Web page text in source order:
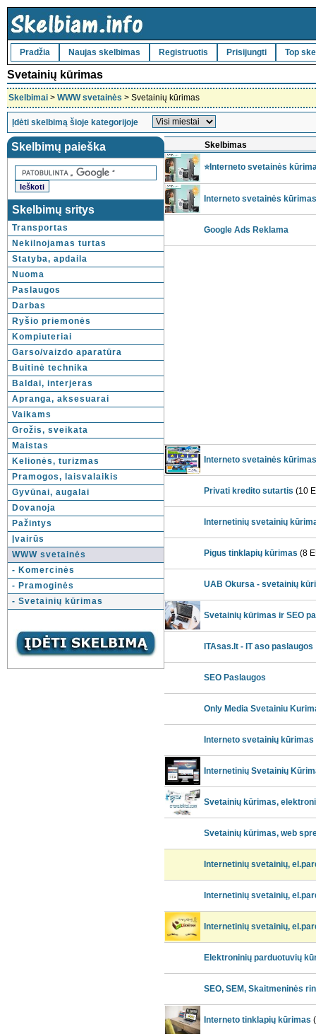
Pradžia Naujas skelbimas Registruotis Prisijungti Top
Svetainių kūrimas
Skelbimai > WWW svetainės > Svetainių kūrimas
Įdėti skelbimą šioje kategorijoje
Skelbimų paieška
Skelbimų sritys
Transportas
Nekilnojamas turtas
Statyba, apdaila
Nuoma
Paslaugos
Darbas
Ryšio priemonės
Kompiuteriai
Garso/vaizdo aparatūra
Buitinė technika
Baldai, interjeras
Apranga, aksesuarai
Vaikams
Grožis, sveikata
Maistas
Kelionės, turizmas
Pramogos, laisvalaikis
Gyvūnai, augalai
Dovanoja
Pažintys
Įvairūs
WWW svetainės
- Komercinės
- Pramoginės
- Svetainių kūrimas
Skelbimas
⭐️Interneto svetainės
Interneto svetainės
Google Ads Reklama
Interneto svetainės
Privati ​​kredito sutartis (10
Internetinių svetainių
Pigus tinklapių kūrimas (8
UAB Okursa - svetainių
Svetainių kūrimas ir SEO
ITAsas.lt - IT aso paslaugos
SEO Paslaugos
Only Media Svetainiu
Interneto svetainių kūrimas
Internetinių Svetainių
Svetainių kūrimas,
Svetainių kūrimas, web
Internetinių svetainių,
Internetinių svetainių,
Internetinių svetainių,
Elektroninių parduotuvių
SEO, SEM, Skaitmeninės
Interneto tinklapių kūrimas